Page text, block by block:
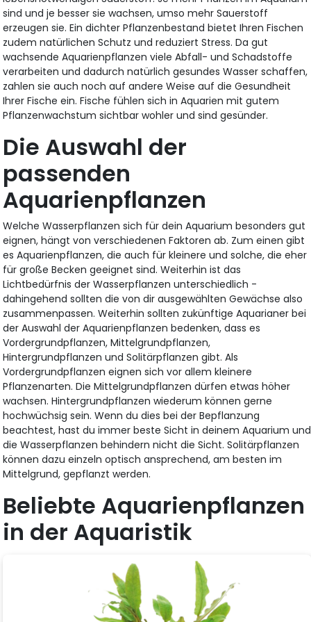
sind und je besser sie wachsen, umso mehr Sauerstoff
erzeugen sie. Ein dichter Pflanzenbestand bietet Ihren Fischen
zudem natürlichen Schutz und reduziert Stress. Da gut
wachsende Aquarienpflanzen viele Abfall- und Schadstoffe
verarbeiten und dadurch natürlich gesundes Wasser schaffen,
zahlen sie auch noch auf andere Weise auf die Gesundheit
Ihrer Fische ein. Fische fühlen sich in Aquarien mit gutem
Pflanzenwachstum sichtbar wohler und sind gesünder.
Die Auswahl der
passenden
Aquarienpflanzen
Welche Wasserpflanzen sich für dein Aquarium besonders gut
eignen, hängt von verschiedenen Faktoren ab. Zum einen gibt
es Aquarienpflanzen, die auch für kleinere und solche, die eher
für große Becken geeignet sind. Weiterhin ist das
Lichtbedürfnis der Wasserpflanzen unterschiedlich -
dahingehend sollten die von dir ausgewählten Gewächse also
zusammenpassen. Weiterhin sollten zukünftige Aquarianer bei
der Auswahl der Aquarienpflanzen bedenken, dass es
Vordergrundpflanzen, Mittelgrundpflanzen,
Hintergrundpflanzen und Solitärpflanzen gibt. Als
Vordergrundpflanzen eignen sich vor allem kleinere
Pflanzenarten. Die Mittelgrundpflanzen dürfen etwas höher
wachsen. Hintergrundpflanzen wiederum können gerne
hochwüchsig sein. Wenn du dies bei der Bepflanzung
beachtest, hast du immer beste Sicht in deinem Aquarium und
die Wasserpflanzen behindern nicht die Sicht. Solitärpflanzen
können dazu einzeln optisch ansprechend, am besten im
Mittelgrund, gepflanzt werden.
Beliebte Aquarienpflanzen
in der Aquaristik